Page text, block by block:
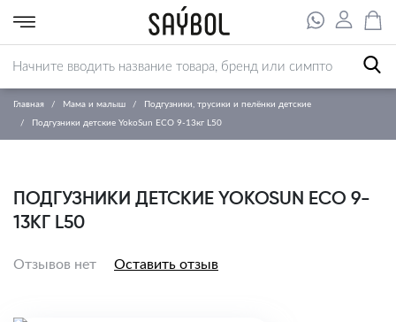
Главная Мама и малыш Подгузники, трусики и пелёнки детские
Подгузники детские YokoSun ECO 9-13кг L50
ПОДГУЗНИКИ ДЕТСКИЕ YOKOSUN ECO 9-
13КГ L50
Отзывов нет Оставить отзыв